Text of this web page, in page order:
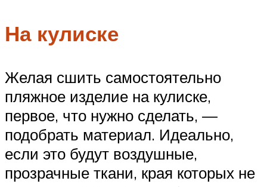
На кулиске
Желая сшить самостоятельно
пляжное изделие на кулиске,
первое, что нужно сделать, —
подобрать материал. Идеально,
если это будут воздушные,
прозрачные ткани, края которых не